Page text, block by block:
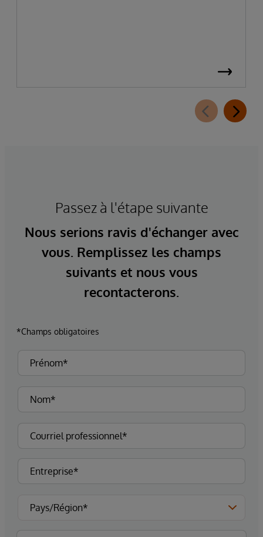
Passez à l'étape suivante
Nous serions ravis d'échanger avec
vous. Remplissez les champs
suivants et nous vous
recontacterons.
*Champs obligatoires